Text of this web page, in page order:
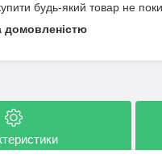
будь-який товар не
домовленістю